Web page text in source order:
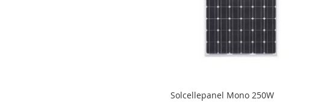
Solcellepanel Mono 250W